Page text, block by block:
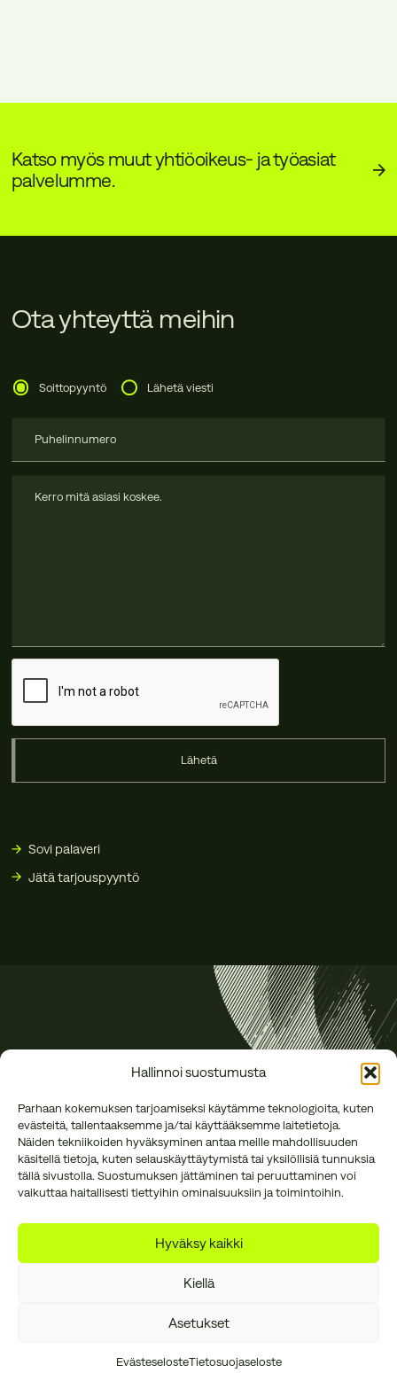
Hallinnoi suostumusta
Parhaan kokemuksen tarjoamiseksi käytämme teknologioita, kuten
evästeitä, tallentaaksemme ja/tai käyttääksemme laitetietoja.
Näiden tekniikoiden hyväksyminen antaa meille mahdollisuuden
käsitellä tietoja, kuten selauskäyttäytymistä tai yksilöllisiä tunnuksia
tällä sivustolla. Suostumuksen jättäminen tai peruuttaminen voi
vaikuttaa haitallisesti tiettyihin ominaisuuksiin ja toimintoihin.
Hyväksy kaikki
Kiellä
Asetukset
EvästeselosteTietosuojaseloste
Katso myös muut yhtiöoikeus- ja työasiat
palvelumme.
Ota yhteyttä meihin
Soittopyyntö Lähetä viesti
Lähetä
Sovi palaveri
Jätä tarjouspyyntö
Annankatu 16 B 27
office@reson.fi